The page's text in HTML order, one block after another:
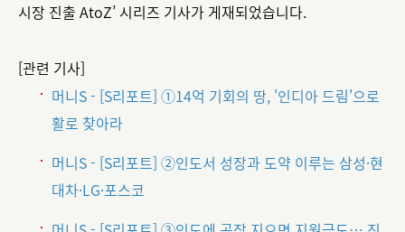
시장 진출 AtoZ’ 시리즈 기사가 게재되었습니다.
[관련 기사]
머니S - [S리포트] ①14억 기회의 땅, '인디아 드림'으로
활로 찾아라
머니S - [S리포트] ②인도서 성장과 도약 이루는 삼성·현
대차·LG·포스코